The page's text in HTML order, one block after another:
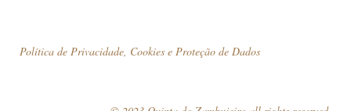
Política de Privacidade, Cookies e Proteção de Dados